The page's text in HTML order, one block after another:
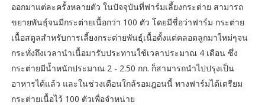
ออกมาแต่ละครั้งหลายตัว ในปัจจุบันที่ฟาร์มเลี้ยงกระต่าย สามารถ
ขยายพันธุ์จนมีกระต่ายเนื้อกว่า 100 ตัว โดยมีชื่อว่าฟาร์ม กระต่าย
เนื้อสตูลสำหรับการเลี้ยงกระต่ายพันธุ์เนื้อตั้งแต่คลอดลูกมาใหม่ๆจน
กระทั่งถึงเวลานำเนื้อมารับประทานใช้เวลาประมาณ 4 เดือน ซึ่ง
กระต่ายมีน้ำหนักประมาณ 2 - 2.50 กก. ก็สามารถนำไปปรุงเป็น
อาหารได้แล้ว และในช่วงเดือนใกล้รอมฎอนนี้ ทางฟาร์มได้เตรียม
กระต่ายเนื้อไว้ 100 ตัวเพื่อจำหน่าย